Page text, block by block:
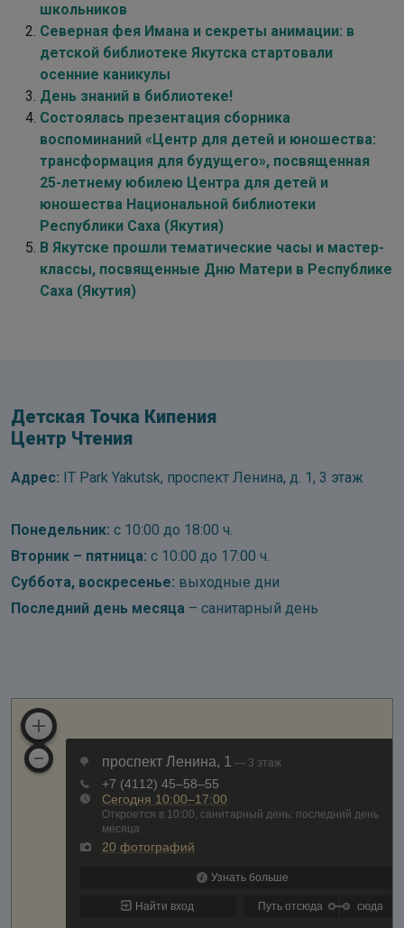
школьников
Северная фея Имана и секреты анимации: в
детской библиотеке Якутска стартовали
осенние каникулы
День знаний в библиотеке!
Состоялась презентация сборника
воспоминаний «Центр для детей и юношества:
трансформация для будущего», посвященная
25-летнему юбилею Центра для детей и
юношества Национальной библиотеки
Республики Саха (Якутия)
В Якутске прошли тематические часы и мастер-
классы, посвященные Дню Матери в Республике
Саха (Якутия)
Детская Точка Кипения
Центр Чтения
Адрес: IT Park Yakutsk, проспект Ленина, д. 1, 3 этаж
Понедельник: с 10:00 до 18:00 ч.
Вторник – пятница: с 10:00 до 17:00 ч.
Суббота, воскресенье: выходные дни
Последний день месяца – санитарный день